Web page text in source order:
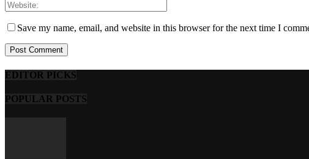
Save my name, email, and website in this browser for the next time I
EDITOR PICKS
POPULAR POSTS